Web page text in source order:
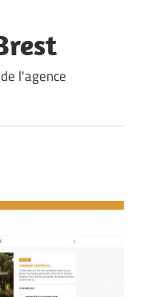
l'agence